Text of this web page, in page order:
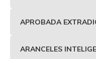
APROBADA
ARANCELES